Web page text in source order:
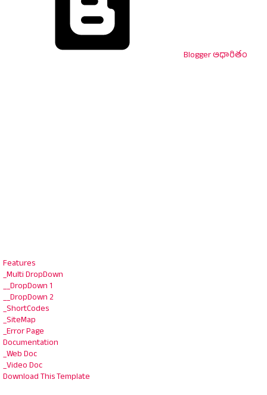
Blogger ఆధారితం
Features
_Multi DropDown
__DropDown 1
__DropDown 2
_ShortCodes
_SiteMap
_Error Page
Documentation
_Web Doc
_Video Doc
Download This Template